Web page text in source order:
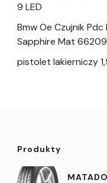
9 LED
Bmw Oe Czujnik Pdc
Sapphire Mat
pistolet lakierniczy
Produkty